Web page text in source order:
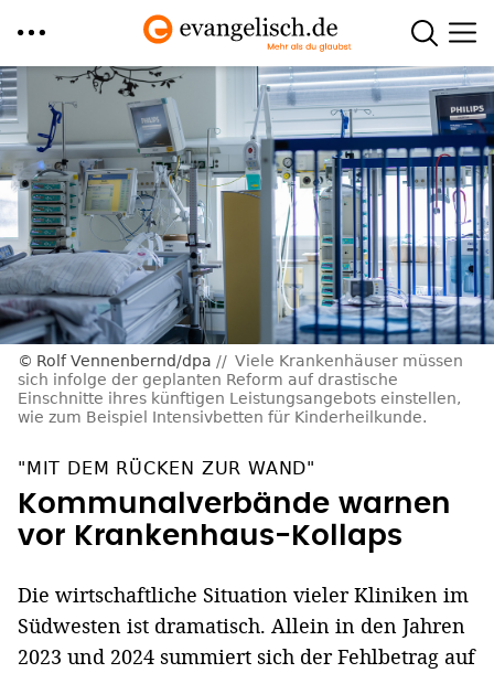
Direkt
zum
Inhalt
Rolf Vennenbernd/dpa
Viele Krankenhäuser müssen
sich infolge der geplanten Reform auf drastische
Einschnitte ihres künftigen Leistungsangebots einstellen,
wie zum Beispiel Intensivbetten für Kinderheilkunde.
"MIT DEM RÜCKEN ZUR WAND"
Kommunalverbände warnen
vor Krankenhaus-Kollaps
Die wirtschaftliche Situation vieler Kliniken im
Südwesten ist dramatisch. Allein in den Jahren
2023 und 2024 summiert sich der Fehlbetrag auf